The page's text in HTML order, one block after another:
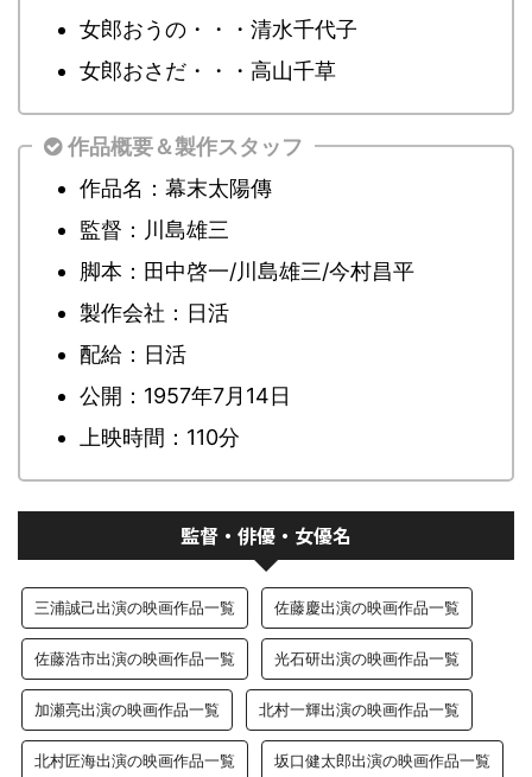
女郎おうの・・・清水千代子
女郎おさだ・・・高山千草
作品概要＆製作スタッフ
作品名：幕末太陽傳
監督：川島雄三
脚本：田中啓一/川島雄三/今村昌平
製作会社：日活
配給：日活
公開：1957年7月14日
上映時間：110分
監督・俳優・女優名
三浦誠己出演の映画作品一覧 佐藤慶出演の映画作品一覧
佐藤浩市出演の映画作品一覧 光石研出演の映画作品一覧
加瀬亮出演の映画作品一覧 北村一輝出演の映画作品一覧
北村匠海出演の映画作品一覧 坂口健太郎出演の映画作品一覧